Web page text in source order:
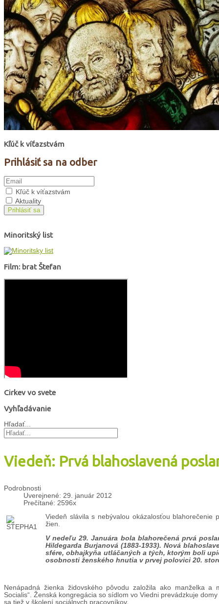
Kľúč k víťazstvám
Prihlásiť sa na odber
Kľúč k víťazstvám
Aktuality
Prihlásiť sa
Minoritský list
Film: brat Štefan
Cirkev vo svete
Vyhľadávanie
Hľadať...
Viedeň: Prvá blahoslavená
Podrobnosti
Uverejnené: 29. január 2012
Prečítané: 2596x
Viedeň slávila s nebývalou okázalosťou
žien.
V nedeľu 29. Januára bola blahorečená prvá
Hildegarda Burjanová (1883-1933). Nová
sfére, obhajkyňa utláčaných a tých, ktorým boli
osobnosti ženského hnutia v prvej polovici 20.
Nenápadná žienka židovského pôvodu založila ako manželka a
Socialis“. Ženská kongregácia so sídlom vo Viedni prevádzkuje
sa tiež v školení sociálnych pracovníkov.